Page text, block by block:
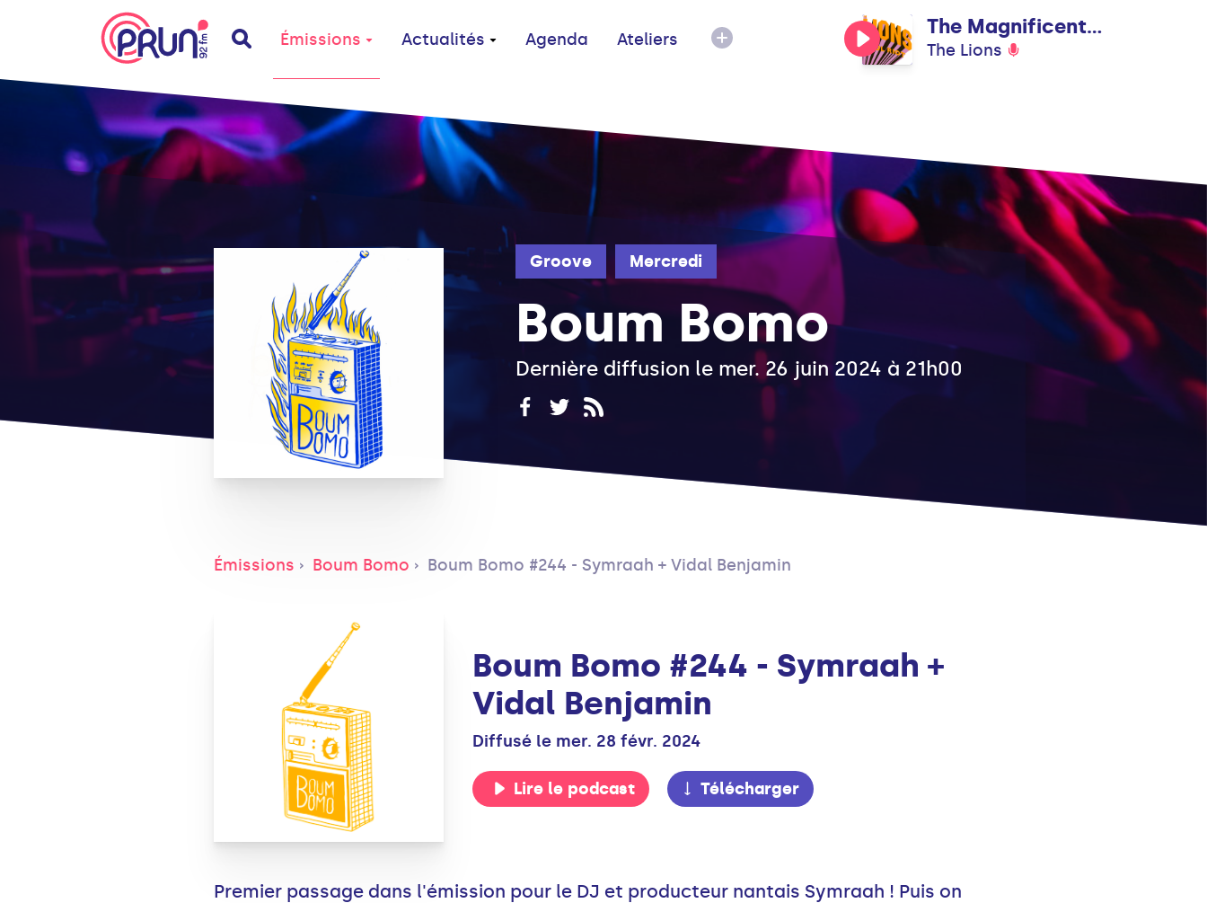
Émissions Actualités Agenda Ateliers
The Magnificent Dance
The Lions
Groove Mercredi
Boum Bomo
Dernière diffusion le mer. 26 juin 2024 à 21h00
Émissions Boum Bomo Boum Bomo #244 - Symraah + Vidal Benjamin
Boum Bomo #244 - Symraah +
Vidal Benjamin
Diffusé le mer. 28 févr. 2024
Lire le podcast Télécharger
Premier passage dans l'émission pour le DJ et producteur nantais Symraah ! Puis on